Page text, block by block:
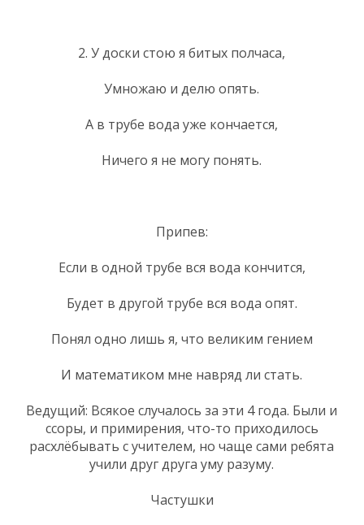
2. У доски стою я битых полчаса,
Умножаю и делю опять.
А в трубе вода уже кончается,
Ничего я не могу понять.
Припев:
Если в одной трубе вся вода кончится,
Будет в другой трубе вся вода опят.
Понял одно лишь я, что великим гением
И математиком мне навряд ли стать.
Ведущий: Всякое случалось за эти 4 года. Были и
ссоры, и примирения, что-то приходилось
расхлёбывать с учителем, но чаще сами ребята
учили друг друга уму разуму.
Частушки